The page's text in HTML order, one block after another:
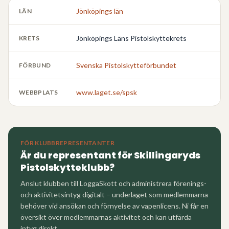
LÄN Jönköpings län
KRETS Jönköpings Läns Pistolskyttekrets
FÖRBUND Svenska Pistolskytteförbundet
WEBBPLATS www.laget.se/spsk
FÖR KLUBBREPRESENTANTER
Är du representant för Skillingaryds
Pistolskytteklubb?
Anslut klubben till LoggaSkott och administrera förenings-
och aktivitetsintyg digitalt – underlaget som medlemmarna
behöver vid ansökan och förnyelse av vapenlicens. Ni får en
översikt över medlemmarnas aktivitet och kan utfärda